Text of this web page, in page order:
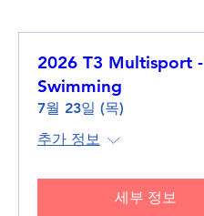
2026 T3 Multisport -
Swimming
7월 23일 (목)
추가 정보
세부 정보